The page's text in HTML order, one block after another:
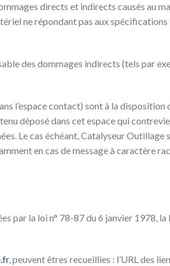
directs et indirects causés au
ne répondant pas aux
des dommages indirects (tels par
l’espace contact) sont à la
déposé dans cet espace qui
Le cas échéant, Catalyseur
en cas de message à caractère
par la loi n° 78-87 du 6 janvier 1978,
, peuvent êtres recueillies : l’URL des